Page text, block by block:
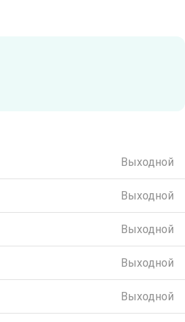
Выходной
Выходной
Выходной
Выходной
Выходной